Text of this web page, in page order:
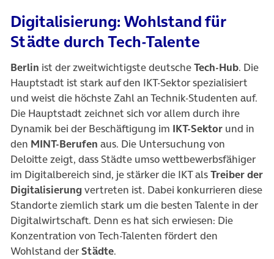
Digitalisierung: Wohlstand für
Städte durch Tech-Talente
Berlin ist der zweitwichtigste deutscheTech-Hub. Die
Hauptstadt ist stark auf den IKT-Sektor spezialisiert
und weist die höchste Zahl an Technik-Studenten auf.
Die Hauptstadt zeichnet sich vor allem durch ihre
Dynamik bei der Beschäftigung im IKT-Sektor und in
den MINT-Berufen aus. Die Untersuchung von
Deloitte zeigt, dass Städte umso wettbewerbsfähiger
im Digitalbereich sind, je stärker die IKT alsTreiber der
Digitalisierung vertreten ist. Dabei konkurrieren diese
Standorte ziemlich stark um die besten Talente in der
Digitalwirtschaft. Denn es hat sich erwiesen: Die
Konzentration von Tech-Talenten fördert den
Wohlstand derStädte.